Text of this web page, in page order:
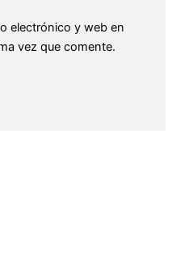
electrónico y web en
vez que comente.